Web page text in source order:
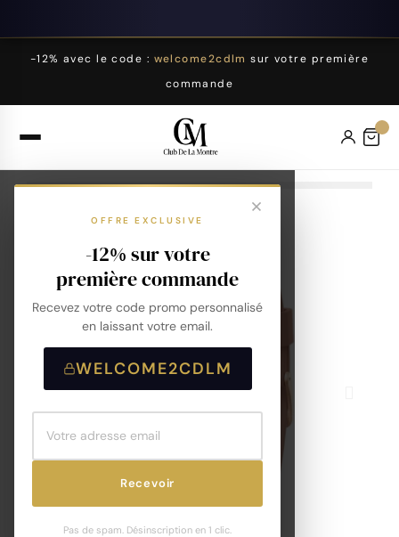
-12% avec le code : welcome2cdlm sur votre première
commande
OFFRE EXCLUSIVE
-12% sur votre
première commande
Recevez votre code promo personnalisé
en laissant votre email.
WELCOME2CDLM
Recevoir
Pas de spam. Désinscription en 1 clic.